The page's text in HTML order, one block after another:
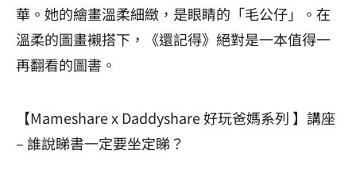
華。她的繪畫溫柔細緻，是眼睛的「毛公仔」。在
溫柔的圖畫襯搭下，《還記得》絕對是一本值得一
再翻看的圖書。
【Mameshare x Daddyshare 好玩爸媽系列 】講座
– 誰說睇書一定要坐定睇？